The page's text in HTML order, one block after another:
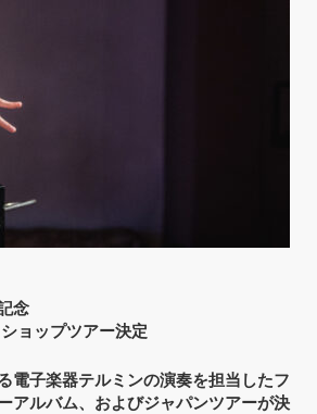
念
ョップツアー決定
電子楽器テルミンの演奏を担当したフ
アルバム、およびジャパンツアーが決